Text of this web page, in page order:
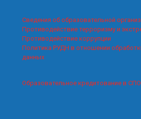
Сведения об образовательной
Противодействие терроризму и
Противодействие коррупции
Политика РУДН в отношении
данных
Образовательное кредитование в СПО